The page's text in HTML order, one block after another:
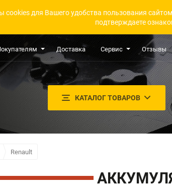
для Вашего удобства пользования
подтверждаете
Доставка Сервис Отзывы
КАТАЛОГ ТОВАРОВ
Renault